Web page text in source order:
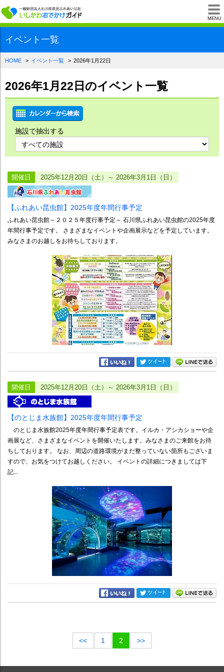
MENU
一般財団法人石川
イベント一覧
HOME イベント一覧 2026年1月22日
2026年1月22日のイベント一覧
施設で抽出する
開催日 2025年12月20日（土）～ 2026年3月1日（日）
【ふれあい昆虫館】2025年度年間行事予定
ふれあい昆虫館～２０２５年度行事予定～ 石川県ふれあい昆虫館の2025年度
年間行事予定です。 さまざまなイベントや企画展示などを予定しています。
みなさまのお越しをお待ちしております。
開催日 2025年12月20日（土）～ 2026年3月1日（日）
【のとじま水族館】2025年度年間行事予定
のとじま水族館2025年度年間行事予定表です。イルカ・アシカショーや企
画展など、さまざまなイベントを開催いたします。みなさまのご来館をお待
ちしております。 なお、周辺の道路環境がまだ整っていない箇所もございま
すので、お気をつけてお越しください。 イベントの詳細につきましては下
記...
<< 1 2 >>